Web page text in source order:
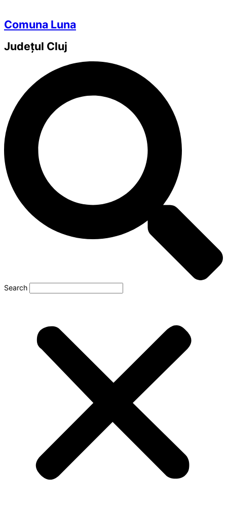
Comuna Luna
Județul Cluj
Search